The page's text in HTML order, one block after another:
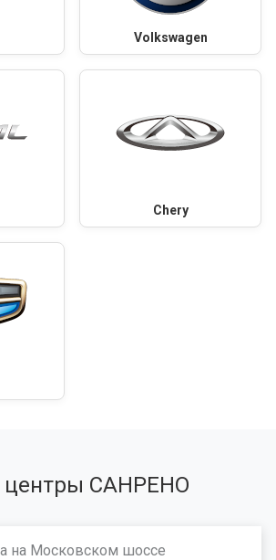
Volkswagen
Chery
центры САНРЕНО
на Московском шоссе